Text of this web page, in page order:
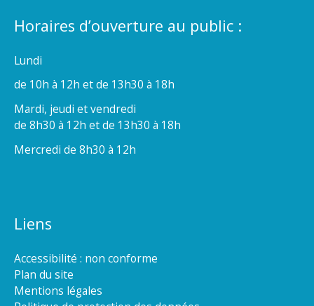
Horaires d’ouverture au public :
Lundi
de 10h à 12h et de 13h30 à 18h
Mardi, jeudi et vendredi
de 8h30 à 12h et de 13h30 à 18h
Mercredi de 8h30 à 12h
Liens
Accessibilité : non conforme
Plan du site
Mentions légales